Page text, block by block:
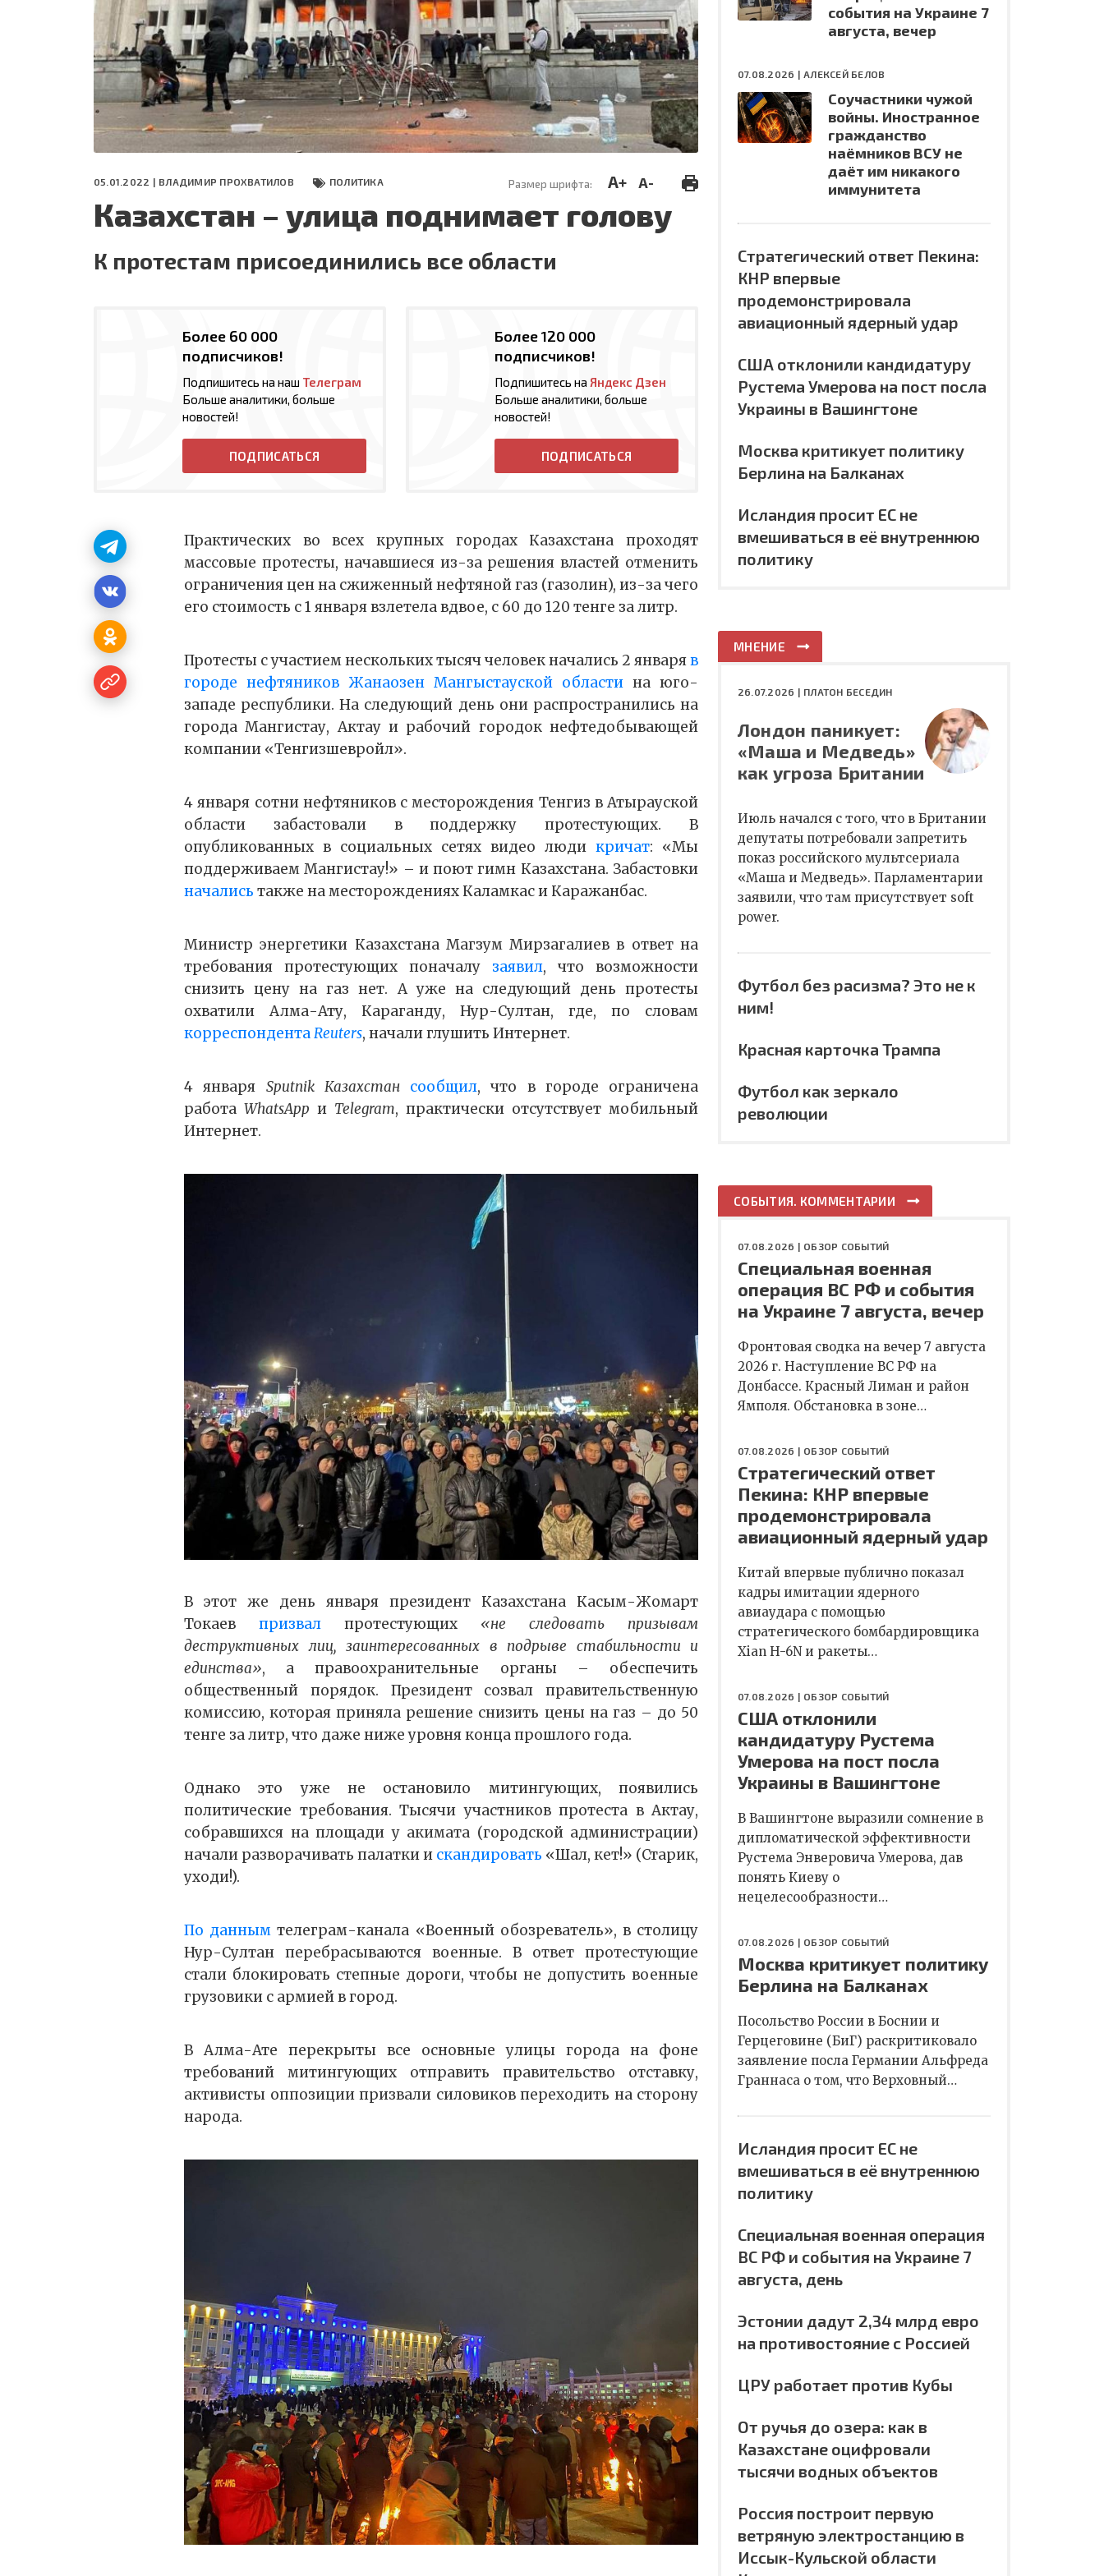
СЕГОДНЯ
ПОЛЯ БИТВЫ 2024
05.01.2022 | ВЛАДИМИР ПРОХВАТИЛОВ ПОЛИТИКА Размер шрифта: A+ A-
Казахстан – улица поднимает голову
К протестам присоединились все области
Более 60 000
подписчиков!
Подпишитесь на наш Телеграм
Больше аналитики, больше
новостей!
ПОДПИСАТЬСЯ
Более 120 000
подписчиков!
Подпишитесь на Яндекс Дзен
Больше аналитики, больше
новостей!
ПОДПИСАТЬСЯ
Практических во всех крупных городах Казахстана проходят
массовые протесты, начавшиеся из-за решения властей отменить
ограничения цен на сжиженный нефтяной газ (газолин), из-за чего
его стоимость с 1 января взлетела вдвое, с 60 до 120 тенге за литр.
Протесты с участием нескольких тысяч человек начались 2 январяв
городе нефтяников Жанаозен Мангыстауской области на юго-
западе республики. На следующий день они распространились на
города Мангистау, Актау и рабочий городок нефтедобывающей
компании «Тенгизшевройл».
4 января сотни нефтяников с месторождения Тенгиз в Атырауской
области забастовали в поддержку протестующих. В
опубликованных в социальных сетях видео люди кричат: «Мы
поддерживаем Мангистау!» – и поют гимн Казахстана. Забастовки
начались также на месторождениях Каламкас и Каражанбас.
Министр энергетики Казахстана Магзум Мирзагалиев в ответ на
требования протестующих поначалу заявил, что возможности
снизить цену на газ нет. А уже на следующий день протесты
охватили Алма-Ату, Караганду, Нур-Султан, где, по словам
корреспондентаReuters, начали глушить Интернет.
4 января Sputnik Казахстан сообщил, что в городе ограничена
работа WhatsApp и Telegram, практически отсутствует мобильный
Интернет.
В этот же день января президент Казахстана Касым-Жомарт
Токаев призвал протестующих «не следовать призывам
деструктивных лиц, заинтересованных в подрыве стабильности и
единства», а правоохранительные органы – обеспечить
общественный порядок. Президент созвал правительственную
комиссию, которая приняла решение снизить цены на газ – до 50
тенге за литр, что даже ниже уровня конца прошлого года.
Однако это уже не остановило митингующих, появились
политические требования. Тысячи участников протеста в Актау,
собравшихся на площади у акимата (городской администрации)
начали разворачивать палатки и скандировать «Шал, кет!» (Старик,
уходи!).
По данным телеграм-канала «Военный обозреватель», в столицу
Нур-Султан перебрасываются военные. В ответ протестующие
стали блокировать степные дороги, чтобы не допустить военные
грузовики с армией в город.
В Алма-Ате перекрыты все основные улицы города на фоне
требований митингующих отправить правительство отставку,
активисты оппозиции призвали силовиков переходить на сторону
народа.
события на Украине 7
августа, вечер
07.08.2026 |АЛЕКСЕЙ БЕЛОВ
Соучастники чужой
войны. Иностранное
гражданство
наёмников ВСУ не
даёт им никакого
иммунитета
Стратегический ответ Пекина:
КНР впервые
продемонстрировала
авиационный ядерный удар
США отклонили кандидатуру
Рустема Умерова на пост посла
Украины в Вашингтоне
Москва критикует политику
Берлина на Балканах
Исландия просит ЕС не
вмешиваться в её внутреннюю
политику
МНЕНИЕ
26.07.2026 | ПЛАТОН БЕСЕДИН
Лондон паникует:
«Маша и Медведь»
как угроза Британии
Июль начался с того, что в Британии
депутаты потребовали запретить
показ российского мультсериала
«Маша и Медведь». Парламентарии
заявили, что там присутствует soft
power.
Футбол без расизма? Это не к
ним!
Красная карточка Трампа
Футбол как зеркало
революции
СОБЫТИЯ. КОММЕНТАРИИ
07.08.2026 | ОБЗОР СОБЫТИЙ
Специальная военная
операция ВС РФ и события
на Украине 7 августа, вечер
Фронтовая сводка на вечер 7 августа
2026 г. Наступление ВС РФ на
Донбассе. Красный Лиман и район
Ямполя. Обстановка в зоне…
07.08.2026 | ОБЗОР СОБЫТИЙ
Стратегический ответ
Пекина: КНР впервые
продемонстрировала
авиационный ядерный удар
Китай впервые публично показал
кадры имитации ядерного
авиаудара с помощью
стратегического бомбардировщика
Xian H-6N и ракеты…
07.08.2026 | ОБЗОР СОБЫТИЙ
США отклонили
кандидатуру Рустема
Умерова на пост посла
Украины в Вашингтоне
В Вашингтоне выразили сомнение в
дипломатической эффективности
Рустема Энверовича Умерова, дав
понять Киеву о
нецелесообразности…
07.08.2026 | ОБЗОР СОБЫТИЙ
Москва критикует политику
Берлина на Балканах
Посольство России в Боснии и
Герцеговине (БиГ) раскритиковало
заявление посла Германии Альфреда
Граннаса о том, что Верховный…
Исландия просит ЕС не
вмешиваться в её внутреннюю
политику
Специальная военная операция
ВС РФ и события на Украине 7
августа, день
Эстонии дадут 2,34 млрд евро
на противостояние с Россией
ЦРУ работает против Кубы
От ручья до озера: как в
Казахстане оцифровали
тысячи водных объектов
Россия построит первую
ветряную электростанцию в
Иссык-Кульской области